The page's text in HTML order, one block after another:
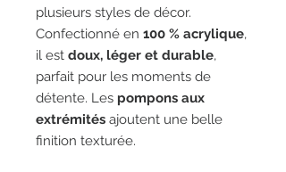
plusieurs styles de décor.
Confectionné en 100 % acrylique,
il est doux, léger et durable,
parfait pour les moments de
détente. Les pompons aux
extrémités ajoutent une belle
finition texturée.